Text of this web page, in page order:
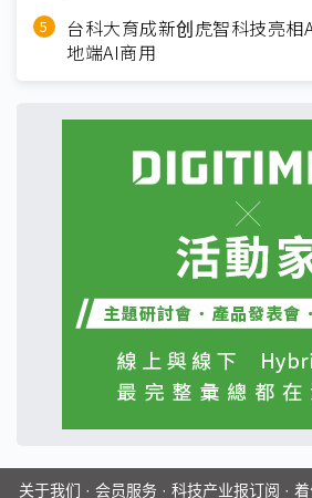
台科大育成新创虎智科技亮相
地端AI商用
关于我们 · 会员服务· 科技产业报订阅 ·